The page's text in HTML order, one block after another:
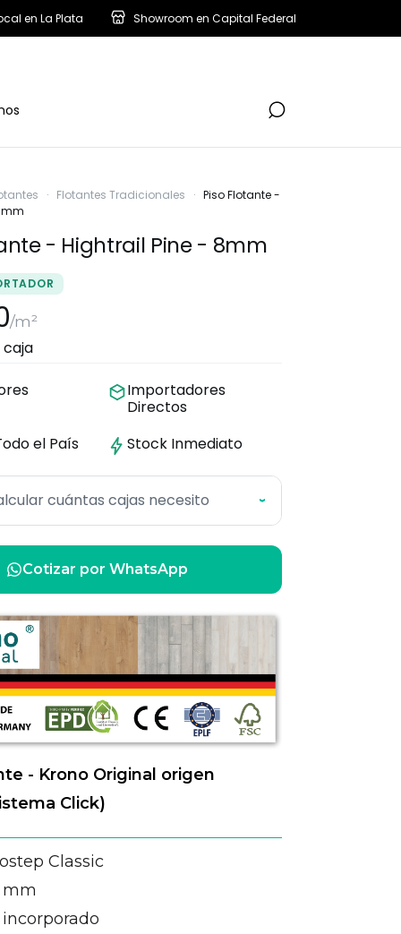
en La Plata Showroom en Capital Federal
· Flotantes Tradicionales · Piso Flotante -
- Hightrail Pine - 8mm
/m²
Importadores
Directos
el País
Stock Inmediato
cuántas cajas necesito ›
Cotizar por WhatsApp
- Krono Original origen
Click)
Classic
mm
incorporado